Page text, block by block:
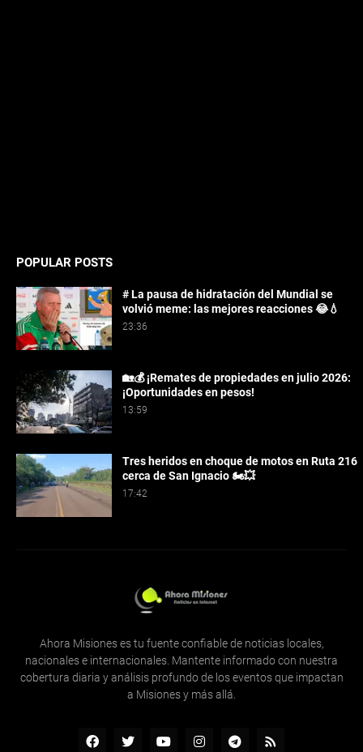
POPULAR POSTS
# La pausa de hidratación del Mundial se
volvió meme: las mejores reacciones 😂💧
23:36
🏡💰 ¡Remates de propiedades en julio 2026:
¡Oportunidades en pesos!
13:59
Tres heridos en choque de motos en Ruta 216
cerca de San Ignacio 🏍️💥
17:42
Ahora Misiones es tu fuente confiable de noticias locales,
nacionales e internacionales. Mantente informado con nuestra
cobertura diaria y análisis profundo de los eventos que impactan
a Misiones y más allá.